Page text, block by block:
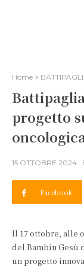
Home
progetto
15 OTTOBRE 2024
Facebook
Il 17 ottobre, alle
del Bambin Gesù
un progetto